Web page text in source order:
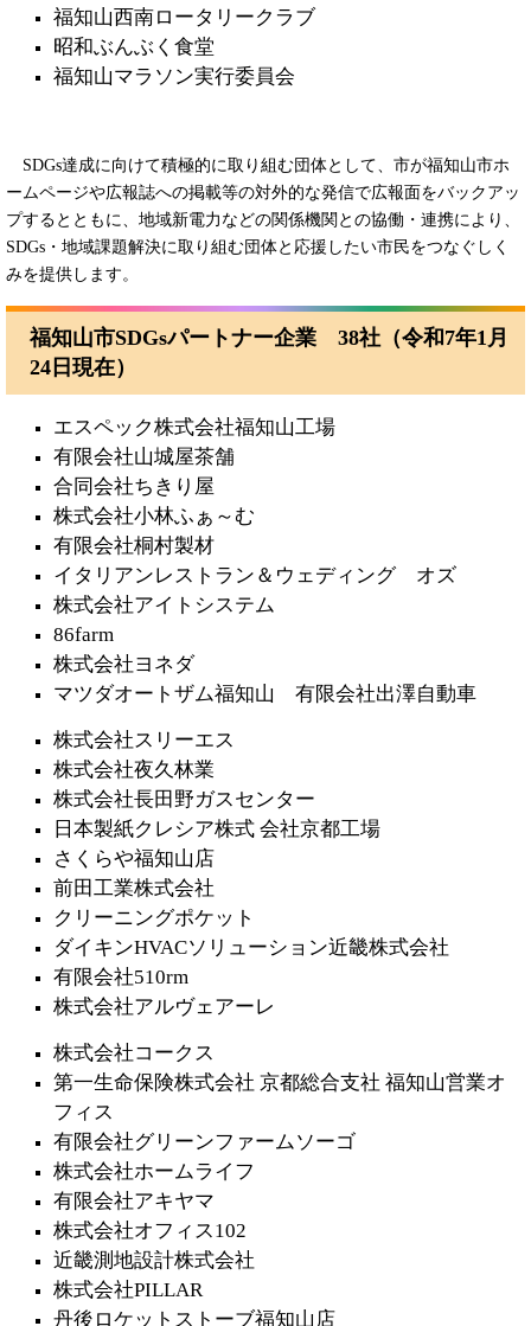
福知山西南ロータリークラブ
昭和ぶんぶく食堂
福知山マラソン実行委員会
SDGs達成に向けて積極的に取り組む団体として、市が福知山市ホ
ームページや広報誌への掲載等の対外的な発信で広報面をバックアッ
プするとともに、地域新電力などの関係機関との協働・連携により、
SDGs・地域課題解決に取り組む団体と応援したい市民をつなぐしく
みを提供します。
福知山市SDGsパートナー企業 38社（令和7年1月
24日現在）
エスペック株式会社福知山工場
有限会社山城屋茶舗
合同会社ちきり屋
株式会社小林ふぁ～む
有限会社桐村製材
イタリアンレストラン＆ウェディング オズ
株式会社アイトシステム
86farm
株式会社ヨネダ
マツダオートザム福知山 有限会社出澤自動車
株式会社スリーエス
株式会社夜久林業
株式会社長田野ガスセンター
日本製紙クレシア株式 会社京都工場
さくらや福知山店
前田工業株式会社
クリーニングポケット
ダイキンHVACソリューション近畿株式会社
有限会社510rm
株式会社アルヴェアーレ
株式会社コークス
第一生命保険株式会社 京都総合支社 福知山営業オ
フィス
有限会社グリーンファームソーゴ
株式会社ホームライフ
有限会社アキヤマ
株式会社オフィス102
近畿測地設計株式会社
株式会社PILLAR
丹後ロケットストーブ福知山店